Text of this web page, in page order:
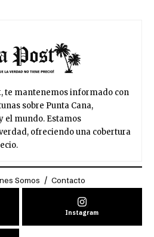
, te mantenemos informado con
sobre Punta Cana,
el mundo. Estamos
ofreciendo una cobertura
Somos Contacto
Instagram